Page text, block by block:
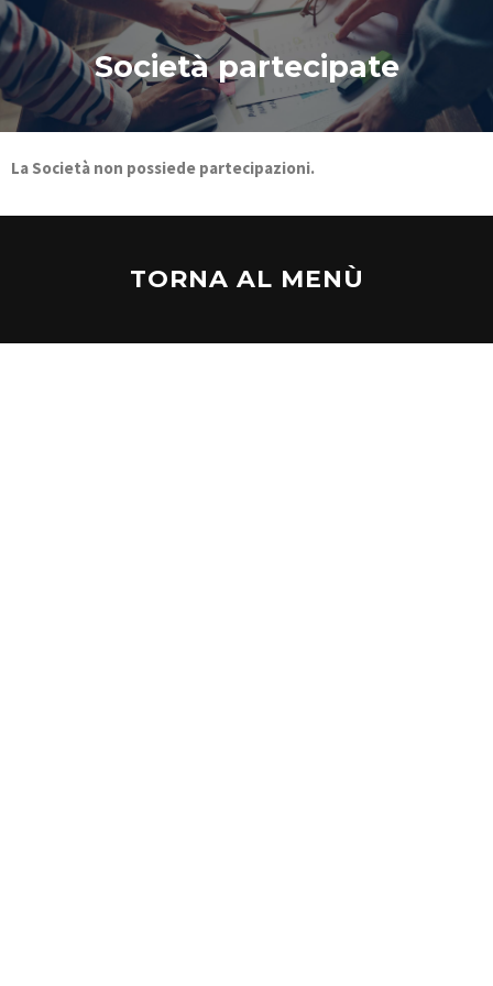
Società partecipate
La Società non possiede partecipazioni.
TORNA AL MENÙ